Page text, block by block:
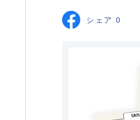
シェア 0